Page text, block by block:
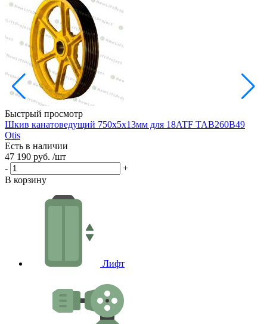
Быстрый просмотр
Шкив канатоведущий 750х5х13мм для 18ATF TAB260B49
Otis
Есть в наличии
47 190 руб. /шт
-
+
В корзину
Лифт